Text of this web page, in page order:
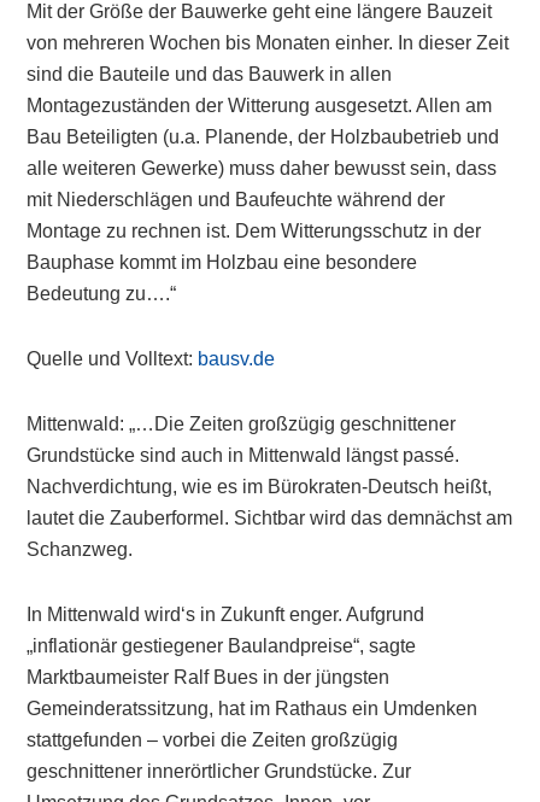
Mit der Größe der Bauwerke geht eine längere Bauzeit
von mehreren Wochen bis Monaten einher. In dieser Zeit
sind die Bauteile und das Bauwerk in allen
Montagezuständen der Witterung ausgesetzt. Allen am
Bau Beteiligten (u.a. Planende, der Holzbaubetrieb und
alle weiteren Gewerke) muss daher bewusst sein, dass
mit Niederschlägen und Baufeuchte während der
Montage zu rechnen ist. Dem Witterungsschutz in der
Bauphase kommt im Holzbau eine besondere
Bedeutung zu….“
Quelle und Volltext: bausv.de
Mittenwald: „…Die Zeiten großzügig geschnittener
Grundstücke sind auch in Mittenwald längst passé.
Nachverdichtung, wie es im Bürokraten-Deutsch heißt,
lautet die Zauberformel. Sichtbar wird das demnächst am
Schanzweg.
In Mittenwald wird‘s in Zukunft enger. Aufgrund
„inflationär gestiegener Baulandpreise“, sagte
Marktbaumeister Ralf Bues in der jüngsten
Gemeinderatssitzung, hat im Rathaus ein Umdenken
stattgefunden – vorbei die Zeiten großzügig
geschnittener innerörtlicher Grundstücke. Zur